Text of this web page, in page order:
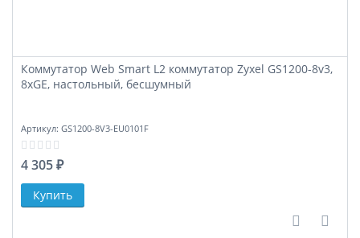
Коммутатор Web Smart L2 коммутатор Zyxel GS1200-8v3,
8xGE, настольный, бесшумный
Артикул: GS1200-8V3-EU0101F
4 305 ₽
В В